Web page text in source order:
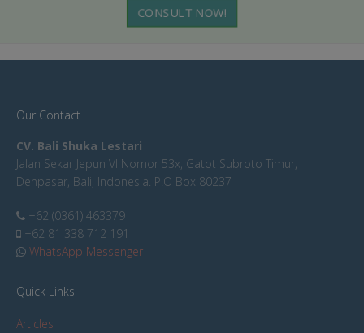
CONSULT NOW!
Our Contact
CV. Bali Shuka Lestari
Jalan Sekar Jepun VI Nomor 53x, Gatot Subroto Timur,
Denpasar, Bali, Indonesia. P.O Box 80237
+62 (0361) 463379
+62 81 338 712 191
WhatsApp Messenger
Quick Links
Articles